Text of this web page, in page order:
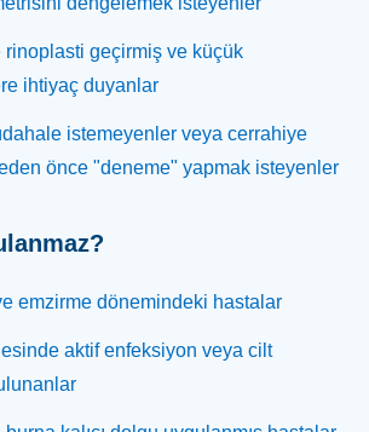
rinoplasti geçirmiş ve küçük
ihtiyaç duyanlar
istemeyenler veya cerrahiye
önce "deneme" yapmak isteyenler
emzirme dönemindeki hastalar
aktif enfeksiyon veya cilt